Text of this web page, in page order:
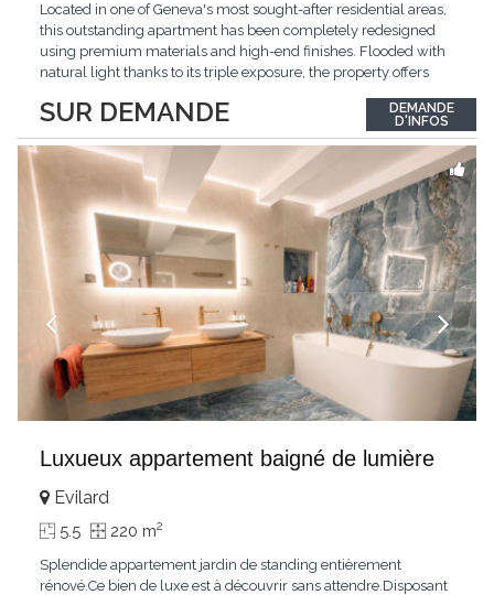
SUR DEMANDE
Located in one of Geneva's most sought-after residential areas,
this outstanding apartment has been completely redesigned
using premium materials and high-end finishes. Flooded with
natural light thanks to its triple exposure, the property offers
master suite, elegant reception areas, and a spacious terrace
overlooking a peaceful and green...
DEMANDE
D'INFOS
Luxueux appartement baigné de lumière
Evilard
5.5 220 m2
Splendide appartement jardin de standing entièrement
rénové.Ce bien de luxe est à découvrir sans attendre.Disposant